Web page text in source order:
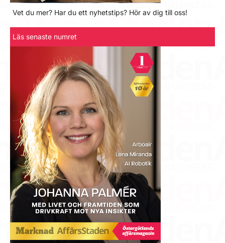
Vet du mer? Har du ett nyhetstips? Hör av dig till oss!
Läs senaste numret